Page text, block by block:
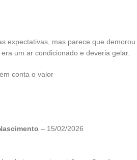
expectativas, mas parece que demorou
um ar condicionado e deveria gelar.
conta o valor
– 15/02/2026